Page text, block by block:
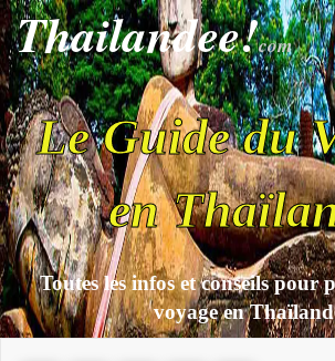
Thailandee!com
Le Guide du
en
Toutes les infos et conseils pour
voyage en